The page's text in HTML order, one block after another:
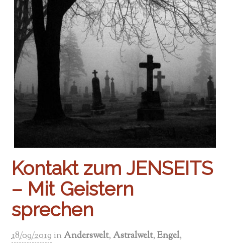
Kontakt zum JENSEITS
– Mit Geistern
sprechen
18/09/2019 inAnderswelt,Astralwelt,Engel,